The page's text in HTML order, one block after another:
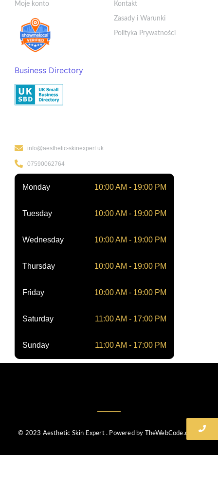
Moje konto
Business Directory
Kontakt
Zasady i Warunki
Polityka Prywatności
info@aesthetic-skinexpert.uk
07590062764
Monday 10:00 AM - 19:00 PM
Tuesday 10:00 AM - 19:00 PM
Wednesday 10:00 AM - 19:00 PM
Thursday 10:00 AM - 19:00 PM
Friday 10:00 AM - 19:00 PM
Saturday 11:00 AM - 17:00 PM
Sunday 11:00 AM - 17:00 PM
© 2023 Aesthetic Skin Expert . Powered by TheWebCode.co.uk